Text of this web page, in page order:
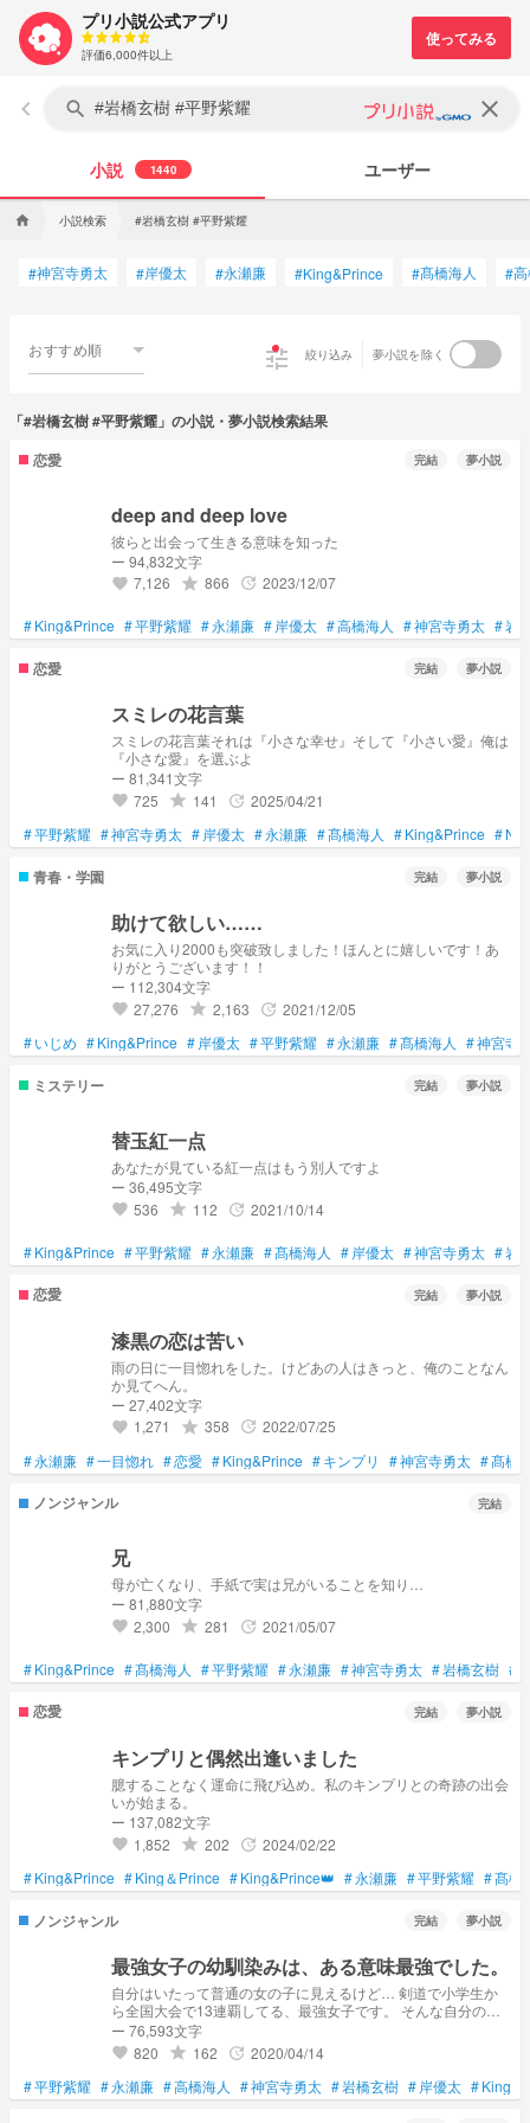
プリ小説公式アプリ
評価6,000件以上
keyboard_arrow_left search clear
小説 1440 ユーザー
home 小説検索 #岩橋玄樹 #平野紫耀
#神宮寺勇太 #岸優太 #永瀬廉 #King&Prince #髙橋海人 #
おすすめ順 tune 絞り込み 夢小説を除く
「#岩橋玄樹 #平野紫耀」の小説・夢小説検索結果
恋愛
完結 夢小説
deep and deep love
彼らと出会って生きる意味を知った
ー 94,832文字
favorite 7,126 grade 866 update 2023/12/07
#King&Prince #平野紫耀 #永瀬廉 # 岸優太 #高橋海人 #神宮寺勇太 #岩
恋愛 完結 夢小説
スミレの花言葉
スミレの花言葉それは『小さな幸せ』そして『小さい愛』俺は
『小さな愛』を選ぶよ
ー 81,341文字
favorite 725 grade 141 update 2025/04/21
#平野紫耀 #神宮寺勇太 # 岸優太 #永瀬廉 #髙橋海人 #King&Prince #
青春・学園 完結 夢小説
助けて欲しい……
お気に入り2000も突破致しました！ほんとに嬉しいです！あ
りがとうございます！！
ー 112,304文字
favorite 27,276 grade 2,163 update 2021/12/05
#いじめ #King&Prince #岸優太 #平野紫耀 #永瀬廉 #髙橋海人 #神宮寺
ミステリー 完結 夢小説
替玉紅一点
あなたが見ている紅一点はもう別人ですよ
ー 36,495文字
favorite 536 grade 112 update 2021/10/14
#King&Prince #平野紫耀 #永瀬廉 #髙橋海人 # 岸優太 #神宮寺勇太 #岩
恋愛 完結 夢小説
漆黒の恋は苦い
雨の日に一目惚れをした。けどあの人はきっと、俺のことなん
か見てへん。
ー 27,402文字
favorite 1,271 grade 358 update 2022/07/25
#永瀬廉 #一目惚れ #恋愛 #King&Prince #キンプリ #神宮寺勇太 #髙橋
ノンジャンル 完結
兄
母が亡くなり、手紙で実は兄がいることを知り…
ー 81,880文字
favorite 2,300 grade 281 update 2021/05/07
#King&Prince #髙橋海人 #平野紫耀 #永瀬廉 #神宮寺勇太 #岩橋玄樹 #
恋愛 完結 夢小説
キンプリと偶然出逢いました
臆することなく運命に飛び込め。私のキンプリとの奇跡の出会
いが始まる。
ー 137,082文字
favorite 1,852 grade 202 update 2024/02/22
#King&Prince #King＆Prince #King&Prince👑 #永瀬廉 #平野紫耀 #髙橋
ノンジャンル 完結 夢小説
最強女子の幼馴染みは、ある意味最強でした。
自分はいたって普通の女の子に見えるけど… 剣道で小学生か
ら全国大会で13連覇してる、最強女子です。 そんな自分の幼
ー 76,593文字
favorite 820 grade 162 update 2020/04/14
#平野紫耀 #永瀬廉 #高橋海人 #神宮寺勇太 #岩橋玄樹 # 岸優太 #